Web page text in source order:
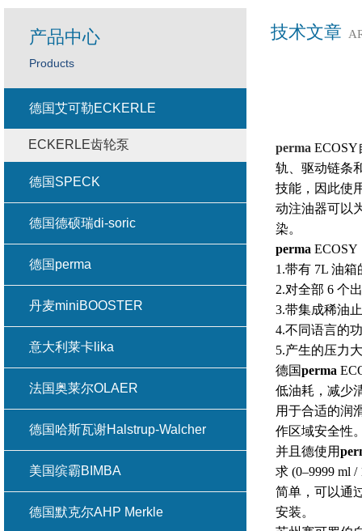
技术文章
perma
轨、驱动链条
技能，因此使
动注油器可以
染。
perma ECOSY
1.带有 7L 油
2.对全部 6 个
3.带集成稀油
4.不同语言的
5.产生的压力
德国perma
低油耗，减少
用于合适的润
作区域安全性
并且德使用
求 (0–9999 ml
简单，可以通
安装。
产品中心
Products
德国艾可勒ECKERLE
ECKERLE齿轮泵
德国SPECK
德国德硕瑞di-soric
德国perma
丹麦miniBOOSTER
意大利莱卡lika
法国奥莱尔OLAER
德国哈斯瓦谢Halstrup-Walcher
美国缤霸BIMBA
德国默克尔AHP Merkle